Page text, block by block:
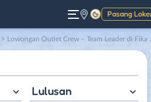
Pasang
Gelap
> Lowongan Outlet Crew – Team Leader di Fika Kedai Kafi
Lulusan